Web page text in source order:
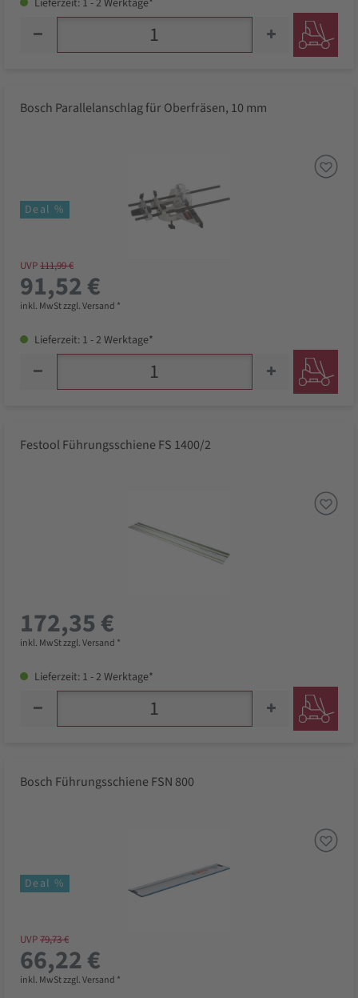
Lieferzeit: 1 - 2 Werktage*
Bosch Parallelanschlag für Oberfräsen, 10 mm
Deal %
UVP111,99 €
91,52 €
inkl. MwSt zzgl. Versand *
Lieferzeit: 1 - 2 Werktage*
Festool Führungsschiene FS 1400/2
172,35 €
inkl. MwSt zzgl. Versand *
Lieferzeit: 1 - 2 Werktage*
Bosch Führungsschiene FSN 800
Deal %
UVP79,73 €
66,22 €
inkl. MwSt zzgl. Versand *